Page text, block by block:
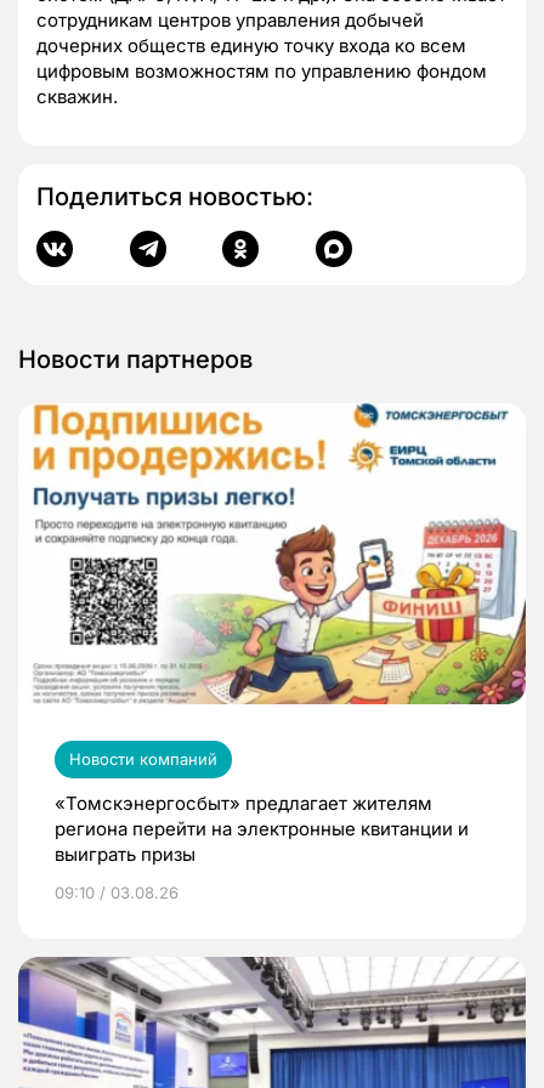
сотрудникам центров управления добычей
дочерних обществ единую точку входа ко всем
цифровым возможностям по управлению фондом
скважин.
Поделиться новостью:
Новости партнеров
Новости компаний
«Томскэнергосбыт» предлагает жителям
региона перейти на электронные квитанции и
выиграть призы
09:10 / 03.08.26